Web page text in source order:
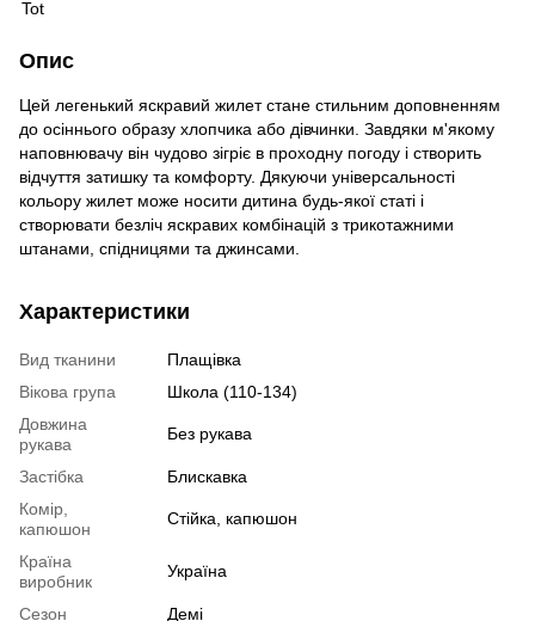
Опис
Цей легенький яскравий жилет стане стильним доповненням
до осіннього образу хлопчика або дівчинки. Завдяки м'якому
наповнювачу він чудово зігріє в проходну погоду і створить
відчуття затишку та комфорту. Дякуючи універсальності
кольору жилет може носити дитина будь-якої статі і
створювати безліч яскравих комбінацій з трикотажними
штанами, спідницями та джинсами.
Характеристики
Вид тканини
Плащівка
Вікова група
Школа (110-134)
Довжина
рукава
Без рукава
Застібка
Блискавка
Комір,
капюшон
Стійка, капюшон
Країна
виробник
Україна
Сезон Демі